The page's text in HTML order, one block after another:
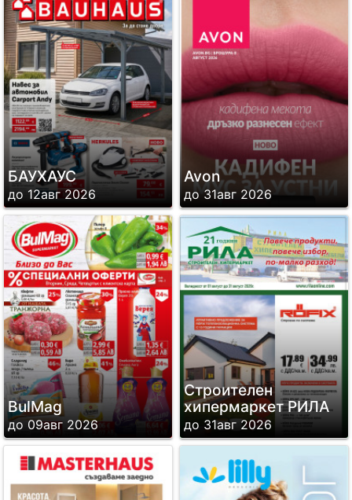
БАУХАУС
до 12авг 2026
Avon
до 31авг 2026
BulMag
до 09авг 2026
Строителен
хипермаркет РИЛА
до 31авг 2026